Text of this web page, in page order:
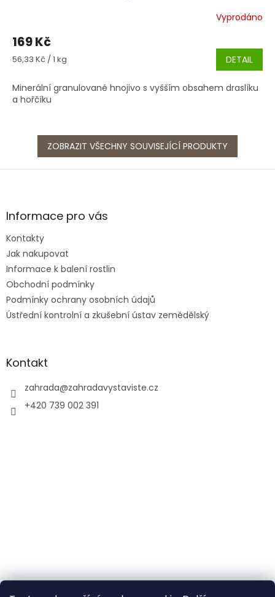
Vyprodáno
169 Kč
Měrná
56,33 Kč / 1 kg DETAIL
Minerální granulované hnojivo s vyšším obsahem draslíku
a hořčíku
ZOBRAZIT VŠECHNY SOUVISEJÍCÍ PRODUKTY
Z
aInformace pro vás
Kontakty
Jak nakupovat
Informace k balení rostlin
Obchodní podmínky
Podmínky ochrany osobních údajů
Ústřední kontrolní a zkušební ústav zemědělský
Kontakt
zahrada@zahradavystaviste.cz
+420 739 002 391